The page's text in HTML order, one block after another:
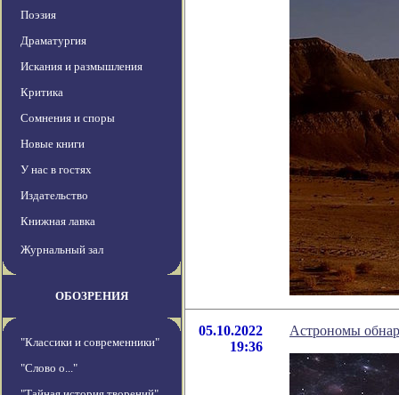
Поэзия
Драматургия
Искания и размышления
Критика
Сомнения и споры
Новые книги
У нас в гостях
Издательство
Книжная лавка
Журнальный зал
ОБОЗРЕНИЯ
"Классики и современники"
"Слово о..."
05.10.2022
19:36
Астрономы